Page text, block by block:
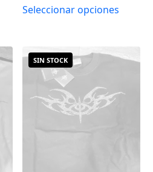
Seleccionar opciones